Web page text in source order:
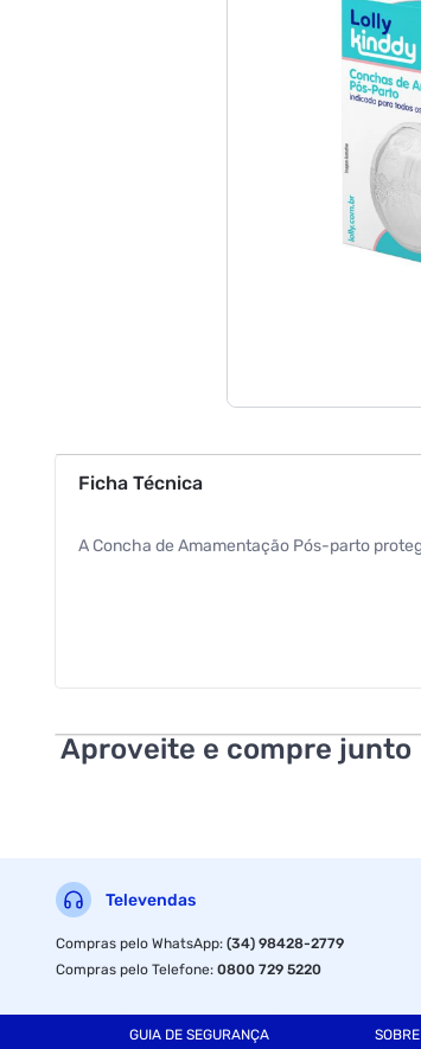
Ficha Técnica
A Concha de Amamentação Pós-parto
Aproveite e compre junto
Televendas
Compras pelo WhatsApp:(34) 98428-2779
Compras pelo Telefone:0800 729 5220
GUIA DE SEGURANÇA